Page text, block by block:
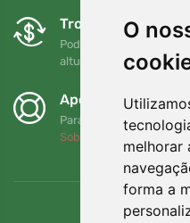
O
melhorar
forma a
Trocas e
Pode devolver ou trocar
altura no prazo de 90
Apoiamos a
Para cada encomenda
Sobre nós